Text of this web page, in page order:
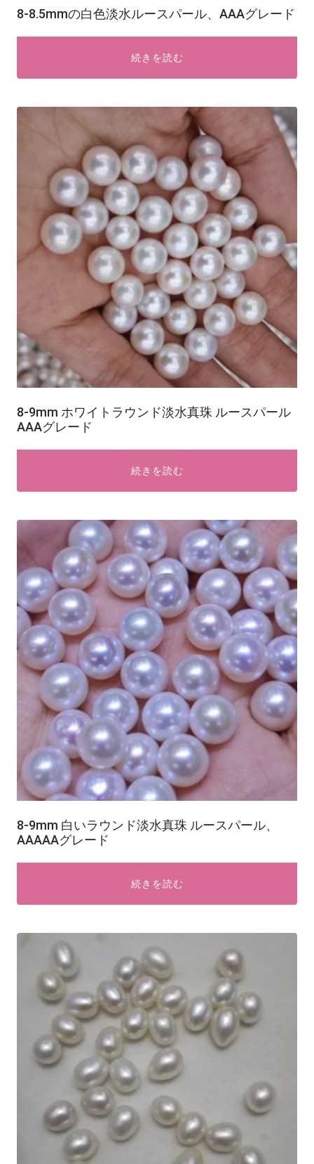
8-8.5mmの白色淡水ルースパール、AAAグレード
続きを読む
8-9mm ホワイトラウンド淡水真珠 ルースパール
AAAグレード
続きを読む
8-9mm 白いラウンド淡水真珠 ルースパール、
AAAAAグレード
続きを読む